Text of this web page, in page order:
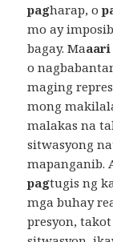
pagharap, o
mo ay
bagay. Maaari
o
maging
mong
malakas na
sitwasyong
mapanganib.
pagtugis ng
mga buhay
presyon,